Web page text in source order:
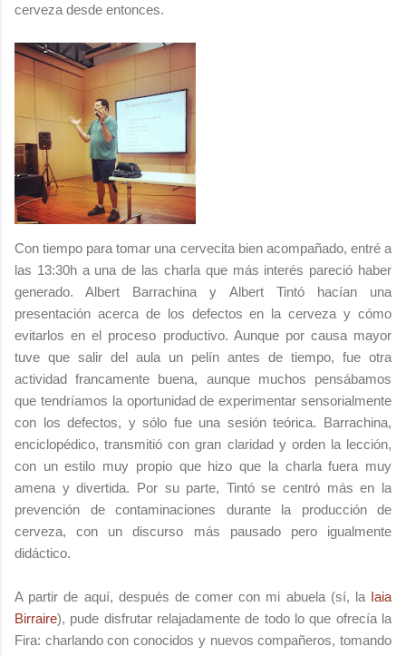
cerveza desde entonces.
Con tiempo para tomar una cervecita bien acompañado, entré a
las 13:30h a una de las charla que más interés pareció haber
generado. Albert Barrachina y Albert Tintó hacían una
presentación acerca de los defectos en la cerveza y cómo
evitarlos en el proceso productivo. Aunque por causa mayor
tuve que salir del aula un pelín antes de tiempo, fue otra
actividad francamente buena, aunque muchos pensábamos
que tendríamos la oportunidad de experimentar sensorialmente
con los defectos, y sólo fue una sesión teórica. Barrachina,
enciclopédico, transmitió con gran claridad y orden la lección,
con un estilo muy propio que hizo que la charla fuera muy
amena y divertida. Por su parte, Tintó se centró más en la
prevención de contaminaciones durante la producción de
cerveza, con un discurso más pausado pero igualmente
didáctico.
A partir de aquí, después de comer con mi abuela (sí, la Iaia
Birraire), pude disfrutar relajadamente de todo lo que ofrecía la
Fira: charlando con conocidos y nuevos compañeros, tomando